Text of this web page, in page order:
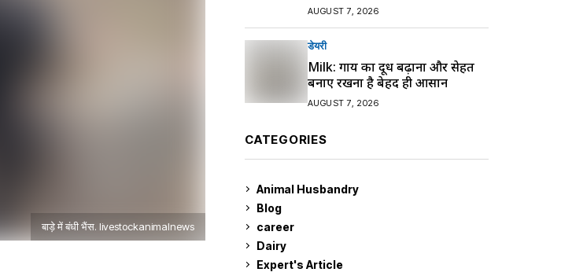
बाड़े में बंधी भैंस. livestockanimalnews
AUGUST 7, 2026
डेयरी
Milk: गाय का दूध बढ़ाना और सेहत
बनाए रखना है बेहद ही आसान
AUGUST 7, 2026
CATEGORIES
Animal Husbandry
Blog
career
Dairy
Expert's Article